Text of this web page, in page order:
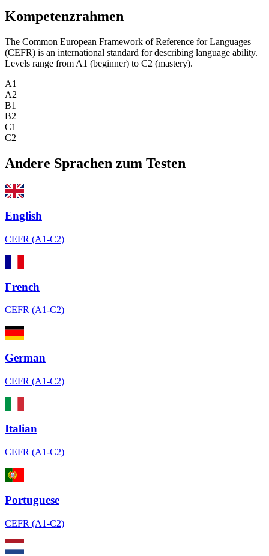
Kompetenzrahmen
The Common European Framework of Reference for Languages
(CEFR) is an international standard for describing language ability.
Levels range from A1 (beginner) to C2 (mastery).
A1
A2
B1
B2
C1
C2
Andere Sprachen zum Testen
English
CEFR (A1-C2)
French
CEFR (A1-C2)
German
CEFR (A1-C2)
Italian
CEFR (A1-C2)
Portuguese
CEFR (A1-C2)